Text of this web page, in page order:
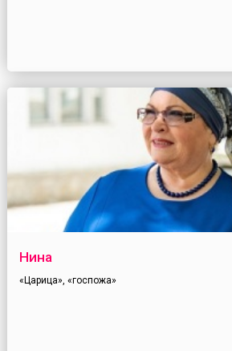
Нина
«Царица», «госпожа»